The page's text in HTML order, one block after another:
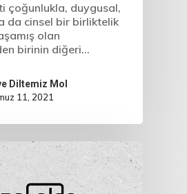
çoğunlukla, duygusal,
da cinsel bir birliktelik
olan
birinin diğeri…
Diltemiz Mol
11, 2021